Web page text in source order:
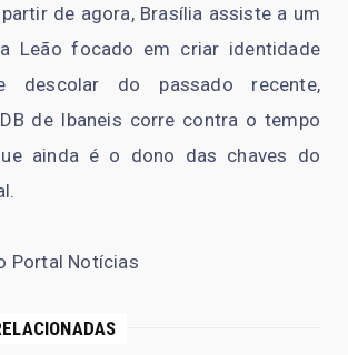
de agora, Brasília assiste a um
Leão focado em criar identidade
descolar do passado recente,
de Ibaneis corre contra o tempo
ainda é o dono das chaves do
Portal Notícias